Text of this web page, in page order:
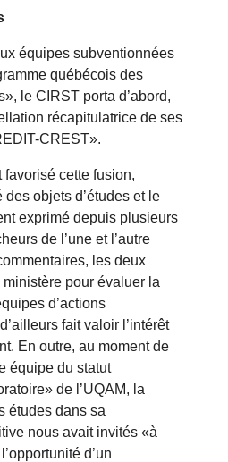
équipes subventionnées
québécois des
le CIRST porta d’abord,
récapitulatrice de ses
CREST».
favorisé cette fusion,
objets d’études et le
exprimé depuis plusieurs
de l’une et l’autre
les deux
pour évaluer la
d’actions
fait valoir l’intérêt
En outre, au moment de
équipe du statut
de l’UQAM, la
études dans sa
nous avait invités «à
d’un